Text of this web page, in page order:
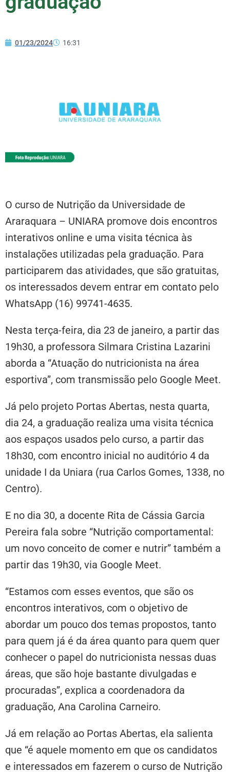
01/23/2024 16:31
O curso de Nutrição da Universidade de
Araraquara – UNIARA promove dois encontros
interativos online e uma visita técnica às
instalações utilizadas pela graduação. Para
participarem das atividades, que são gratuitas,
os interessados devem entrar em contato pelo
WhatsApp (16) 99741-4635.
Nesta terça-feira, dia 23 de janeiro, a partir das
19h30, a professora Silmara Cristina Lazarini
aborda a “Atuação do nutricionista na área
esportiva”, com transmissão pelo Google Meet.
Já pelo projeto Portas Abertas, nesta quarta,
dia 24, a graduação realiza uma visita técnica
aos espaços usados pelo curso, a partir das
18h30, com encontro inicial no auditório 4 da
unidade I da Uniara (rua Carlos Gomes, 1338, no
Centro).
E no dia 30, a docente Rita de Cássia Garcia
Pereira fala sobre “Nutrição comportamental:
um novo conceito de comer e nutrir” também a
partir das 19h30, via Google Meet.
“Estamos com esses eventos, que são os
encontros interativos, com o objetivo de
abordar um pouco dos temas propostos, tanto
para quem já é da área quanto para quem quer
conhecer o papel do nutricionista nessas duas
áreas, que são hoje bastante divulgadas e
procuradas”, explica a coordenadora da
graduação, Ana Carolina Carneiro.
Já em relação ao Portas Abertas, ela salienta
que “é aquele momento em que os candidatos
e interessados em fazerem o curso de Nutrição